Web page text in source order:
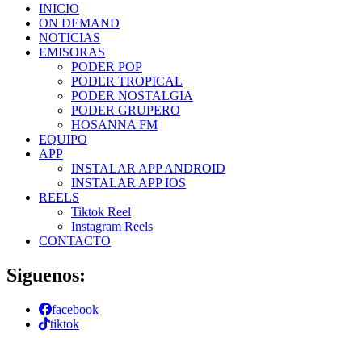
INICIO
ON DEMAND
NOTICIAS
EMISORAS
PODER POP
PODER TROPICAL
PODER NOSTALGIA
PODER GRUPERO
HOSANNA FM
EQUIPO
APP
INSTALAR APP ANDROID
INSTALAR APP IOS
REELS
Tiktok Reel
Instagram Reels
CONTACTO
Siguenos:
facebook
tiktok